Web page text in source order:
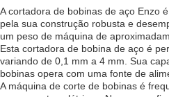
A cortadora de bobinas de aço Enzo
pela sua construção robusta e
um peso de máquina de
Esta cortadora de bobina de aço é
variando de 0,1 mm a 4 mm. Sua
bobinas opera com uma fonte de
A máquina de corte de bobinas é